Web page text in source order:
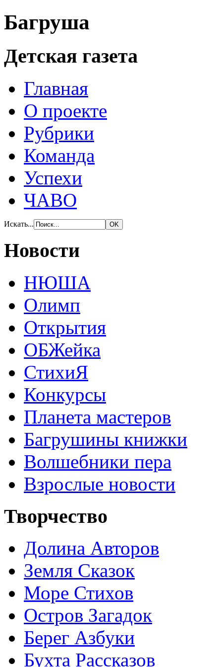
Багруша
Детская газета
Главная
О проекте
Рубрики
Команда
Успехи
ЧАВО
Искать...
Новости
НЮША
Олимп
Открытия
ОБЖейка
СтихиЯ
Конкурсы
Планета мастеров
Багрушины книжки
Волшебники пера
Взрослые новости
Творчество
Долина Авторов
Земля Сказок
Море Стихов
Остров Загадок
Берег Азбуки
Бухта Рассказов